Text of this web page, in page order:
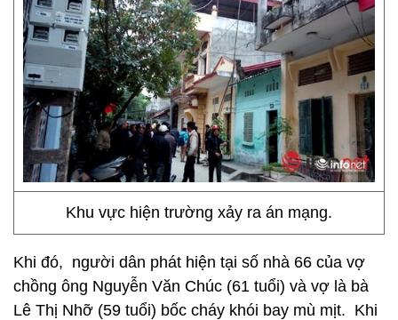
Khu vực hiện trường xảy ra án mạng.
Khi đó, người dân phát hiện tại số nhà 66 của vợ
chồng ông Nguyễn Văn Chúc (61 tuổi) và vợ là bà
Lê Thị Nhỡ (59 tuổi) bốc cháy khói bay mù mịt. Khi